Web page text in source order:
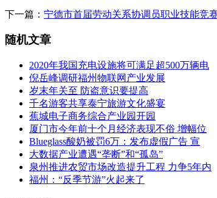
下一篇： 宁德市首届劳动关系协调员职业技能竞
随机文章
2020年我国充电设施将可满足超500万辆电
倪岳峰调研福州物联网产业发展
岁末年关至 防盗意识要提高
千名游客共享泰宁旅游文化盛宴
蕉城电子商务综合产业园开园
厦门市今年前十个月经济表现不俗 增幅位
Blueglass酸奶被罚6万：发布虚假广告 宣
大数据产业遭遇“垄断”和“孤岛”
泉州推进农贸市场改造提升工程 力争5年内
福州：“反季节游”火起来了